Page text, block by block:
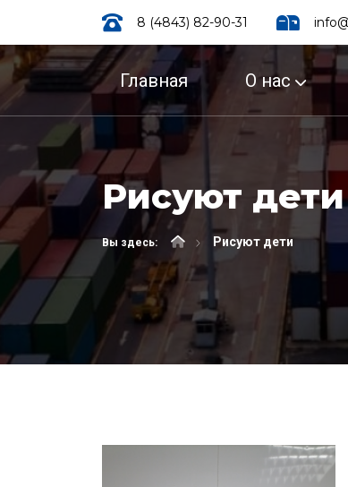
8 (4843) 82-90-31
Главная О нас
Рисуют дети
Вы здесь: Рисуют дети